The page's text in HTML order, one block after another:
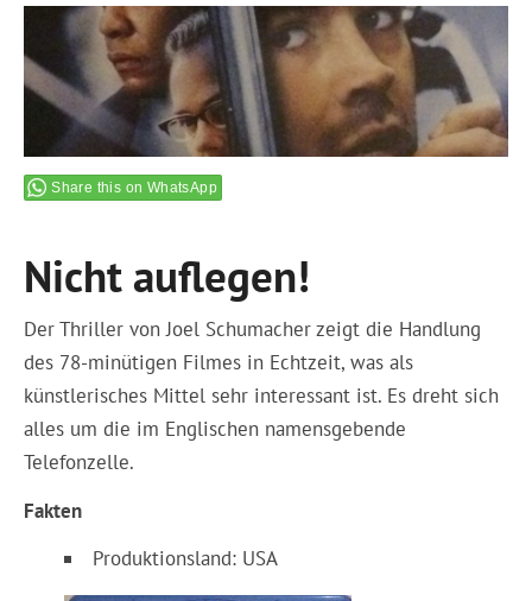
Share this on WhatsApp
Nicht auflegen!
Der Thriller von Joel Schumacher zeigt die Handlung
des 78-minütigen Filmes in Echtzeit, was als
künstlerisches Mittel sehr interessant ist. Es dreht sich
alles um die im Englischen namensgebende
Telefonzelle.
Fakten
Produktionsland: USA